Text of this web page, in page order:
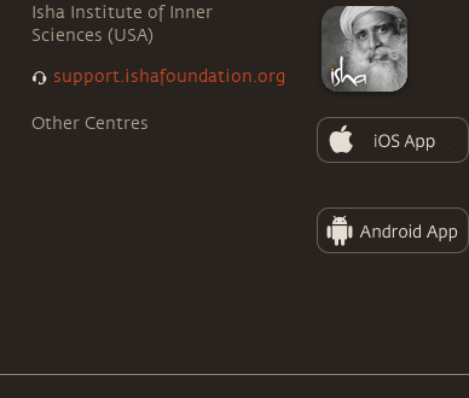
Isha Institute of Inner
Sciences (USA)
support.ishafoundation.org
Other Centres